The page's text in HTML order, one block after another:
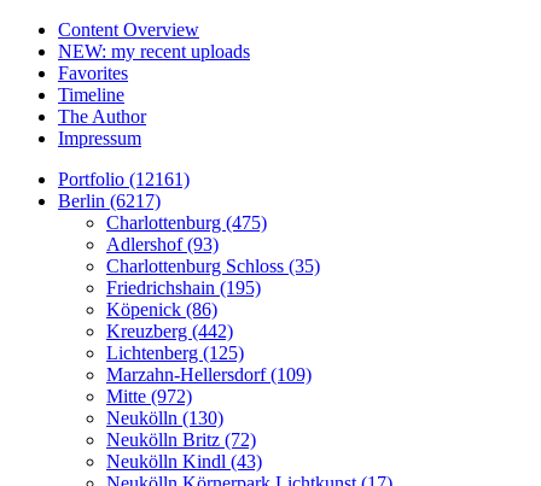
Content Overview
NEW: my recent uploads
Favorites
Timeline
The Author
Impressum
Portfolio (12161)
Berlin (6217)
Charlottenburg (475)
Adlershof (93)
Charlottenburg Schloss (35)
Friedrichshain (195)
Köpenick (86)
Kreuzberg (442)
Lichtenberg (125)
Marzahn-Hellersdorf (109)
Mitte (972)
Neukölln (130)
Neukölln Britz (72)
Neukölln Kindl (43)